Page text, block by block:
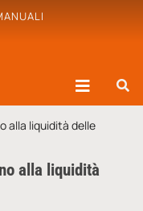
alla liquidità delle
alla liquidità